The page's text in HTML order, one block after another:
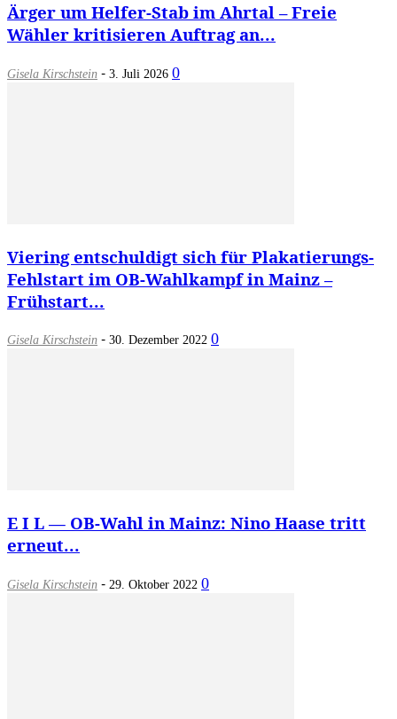
Ärger um Helfer-Stab im Ahrtal – Freie
Wähler kritisieren Auftrag an...
Gisela Kirschstein - 3. Juli 2026 0
Viering entschuldigt sich für Plakatierungs-
Fehlstart im OB-Wahlkampf in Mainz –
Frühstart...
Gisela Kirschstein - 30. Dezember 2022 0
E I L — OB-Wahl in Mainz: Nino Haase tritt
erneut...
Gisela Kirschstein - 29. Oktober 2022 0